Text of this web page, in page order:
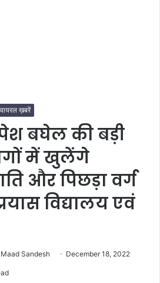
वायरल ख़बरें
बघेल की बड़ी
में खुलेंगे
और पिछड़ा वर्ग
विद्यालय एवं
Maad Sandesh December 18, 2022